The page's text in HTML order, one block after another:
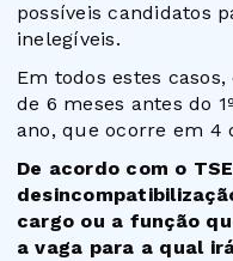
possíveis candidatos
inelegíveis.
Em todos estes
de 6 meses antes do
ano, que ocorre em 4
De acordo com o
cargo ou a função
a vaga para a qual